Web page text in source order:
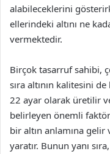
alabileceklerini
ellerindeki altını ne
vermektedir.
Birçok tasarruf sahibi,
sıra altının kalitesini
22 ayar olarak üretilir
belirleyen önemli
bir altın anlamına
yaratır. Bunun yanı